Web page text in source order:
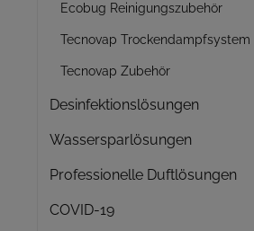
Ecobug Reinigungszubehör
Tecnovap Trockendampfsystem
Tecnovap Zubehör
Desinfektionslösungen
Wassersparlösungen
Professionelle Duftlösungen
COVID-19